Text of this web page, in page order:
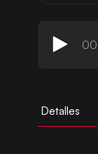
Detalles